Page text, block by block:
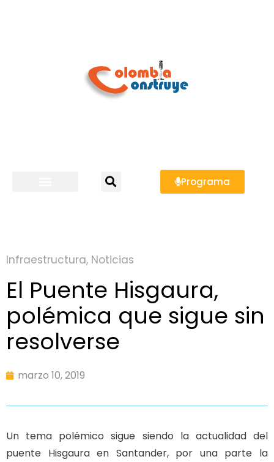
Programa
Infraestructura, Noticias
El Puente Hisgaura,
polémica que sigue sin
resolverse
marzo 10, 2019
Un tema polémico sigue siendo la actualidad del
puente Hisgaura en Santander, por una parte la